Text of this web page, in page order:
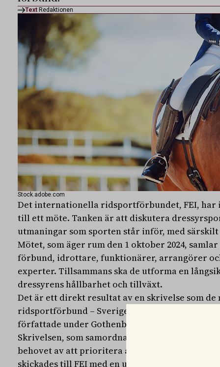
Text Redaktionen
Stock.adobe.com
Det internationella ridsportförbundet, FEI, har
till ett möte. Tanken är att diskutera
utmaningar som sporten står inför, med
Mötet, som äger rum den 1 oktober 2024,
förbund, idrottare, funktionärer, arrangörer
experter. Tillsammans ska de utforma en
dressyrens hållbarhet och tillväxt.
Det är ett direkt resultat av en skrivelse som
ridsportförbund – Sverige, Norge, Danmark och
författade under Gothenburg Horse Show i
Skrivelsen, som samordnades av Svenska
behovet av att prioritera arbetet för
skickades till FEI med en uppmaning om att